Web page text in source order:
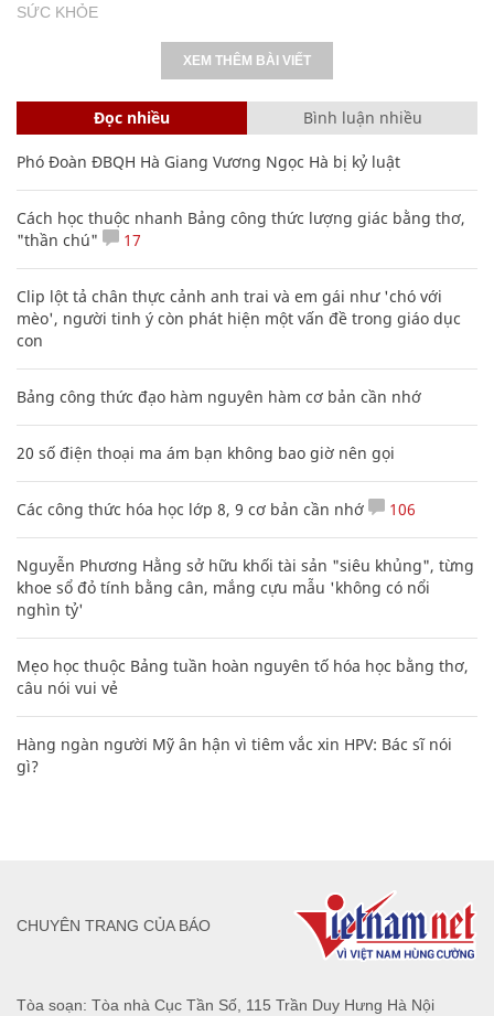
SỨC KHỎE
XEM THÊM BÀI VIẾT
Đọc nhiều Bình luận nhiều
Phó Đoàn ĐBQH Hà Giang Vương Ngọc Hà bị kỷ luật
Cách học thuộc nhanh Bảng công thức lượng giác bằng thơ,
"thần chú"
17
Clip lột tả chân thực cảnh anh trai và em gái như 'chó với
mèo', người tinh ý còn phát hiện một vấn đề trong giáo dục
con
Bảng công thức đạo hàm nguyên hàm cơ bản cần nhớ
20 số điện thoại ma ám bạn không bao giờ nên gọi
Các công thức hóa học lớp 8, 9 cơ bản cần nhớ 106
Nguyễn Phương Hằng sở hữu khối tài sản "siêu khủng", từng
khoe sổ đỏ tính bằng cân, mắng cựu mẫu 'không có nổi
nghìn tỷ'
Mẹo học thuộc Bảng tuần hoàn nguyên tố hóa học bằng thơ,
câu nói vui vẻ
Hàng ngàn người Mỹ ân hận vì tiêm vắc xin HPV: Bác sĩ nói
gì?
Tòa soạn: Tòa nhà Cục Tần Số, 115 Trần Duy Hưng Hà Nội
CHUYÊN TRANG CỦA BÁO